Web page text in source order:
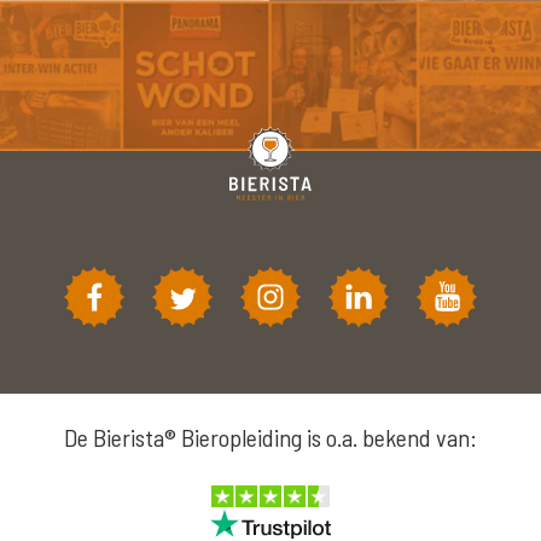
De Bierista® Bieropleiding is o.a. bekend van: